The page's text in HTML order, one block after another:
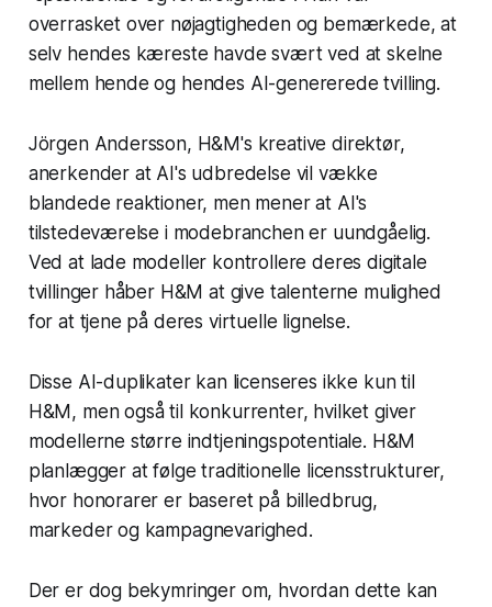
overrasket over nøjagtigheden og bemærkede, at
selv hendes kæreste havde svært ved at skelne
mellem hende og hendes AI-genererede tvilling.
Jörgen Andersson, H&M's kreative direktør,
anerkender at AI's udbredelse vil vække
blandede reaktioner, men mener at AI's
tilstedeværelse i modebranchen er uundgåelig.
Ved at lade modeller kontrollere deres digitale
tvillinger håber H&M at give talenterne mulighed
for at tjene på deres virtuelle lignelse.
Disse AI-duplikater kan licenseres ikke kun til
H&M, men også til konkurrenter, hvilket giver
modellerne større indtjeningspotentiale. H&M
planlægger at følge traditionelle licensstrukturer,
hvor honorarer er baseret på billedbrug,
markeder og kampagnevarighed.
Der er dog bekymringer om, hvordan dette kan